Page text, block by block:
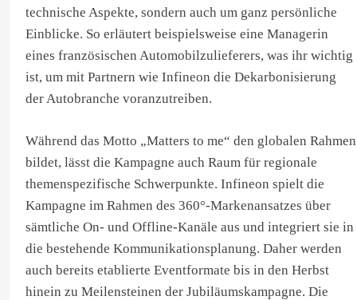
technische Aspekte, sondern auch um ganz persönliche
Einblicke. So erläutert beispielsweise eine Managerin
eines französischen Automobilzulieferers, was ihr wichtig
ist, um mit Partnern wie Infineon die Dekarbonisierung
der Autobranche voranzutreiben.
Während das Motto „Matters to me“ den globalen Rahmen
bildet, lässt die Kampagne auch Raum für regionale
themenspezifische Schwerpunkte. Infineon spielt die
Kampagne im Rahmen des 360°-Markenansatzes über
sämtliche On- und Offline-Kanäle aus und integriert sie in
die bestehende Kommunikationsplanung. Daher werden
auch bereits etablierte Eventformate bis in den Herbst
hinein zu Meilensteinen der Jubiläumskampagne. Die